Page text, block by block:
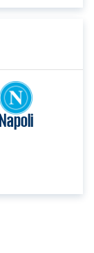
Napoli